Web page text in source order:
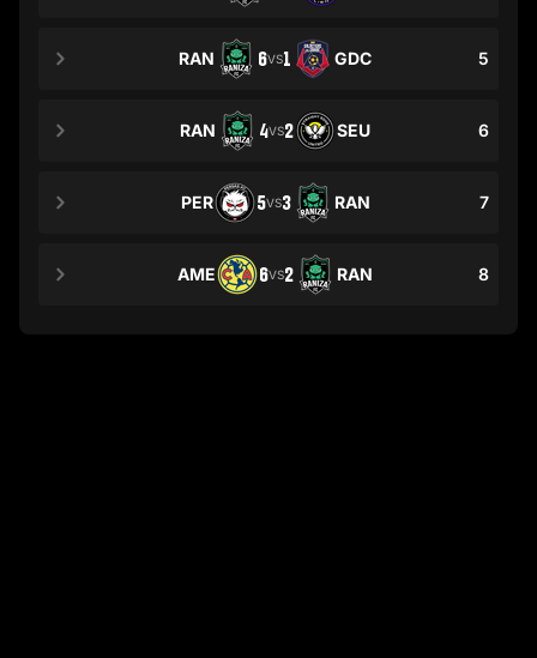
5
GDC
1
VS
6
RAN
6
SEU
2
VS
4
RAN
7
RAN
3
VS
5
PER
8
RAN
2
VS
6
AME